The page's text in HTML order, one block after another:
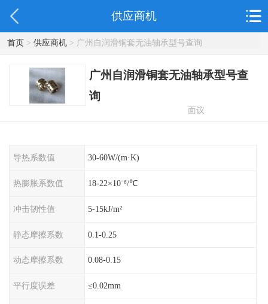
供应商机
首页> 供应商机> 广州自润滑铜套无油轴承型号查询
广州自润滑铜套无油轴承型号查
询
面议
导热系数值 30-60W/(m·K)
热膨胀系数值 18-22×10⁻⁶/℃
冲击韧性值 5-15kJ/m²
静态摩擦系数 0.1-0.25
动态摩擦系数 0.08-0.15
平行度误差 ≤0.02mm